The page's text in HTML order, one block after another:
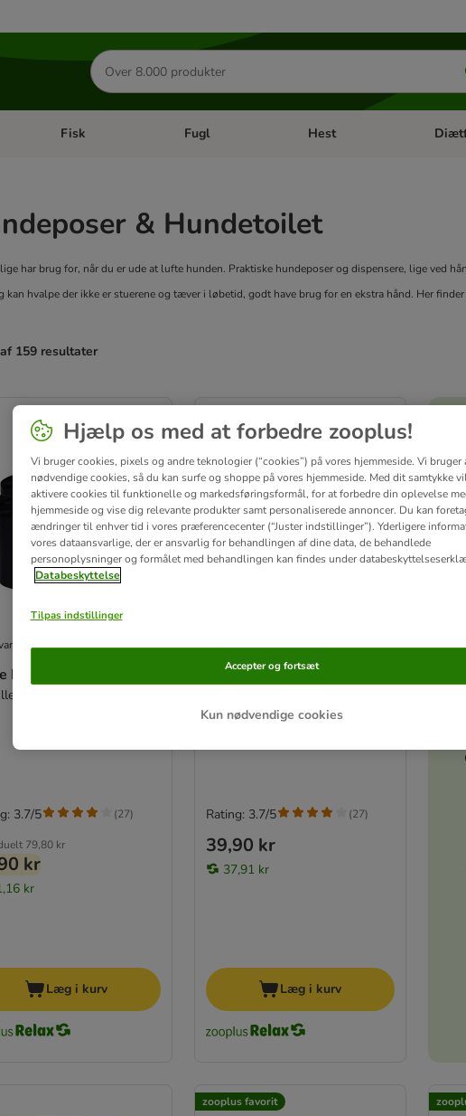
Søg
efter
produkter
Kat Åben kategori menu: Gnaver
Fisk Åben kategori menu: Fisk
Fugl Åben kategori menu: Fugl
Hest Åben
& Hundetoilet
har brug for, når du er ude at lufte hunden. Praktiske hundeposer og dispensere, lige ved
kan hvalpe der ikke er stuerene og tæver i løbetid, godt have brug for en ekstra hånd. Her
159 resultater
hundeposer
á 20 poser
79,80 kr
kr
kr
3.7/5 (27)
Læg i kurv
4 varianter
Sorte hundeposer
39,90 kr
37,91 kr
Rating: 3.7/5 (27)
Læg i kurv
zooplus favorit
Hjælp os med at forbedre zooplus!
Vi bruger cookies, pixels og andre teknologier (“cookies”) på vores hjemmeside. Vi bruger
nødvendige cookies, så du kan surfe og shoppe på vores hjemmeside. Med dit samtykke
aktivere cookies til funktionelle og markedsføringsformål, for at forbedre din oplevelse
hjemmeside og vise dig relevante produkter samt personaliserede annoncer. Du kan
ændringer til enhver tid i vores præferencecenter (“Juster indstillinger”). Yderligere
vores dataansvarlige, der er ansvarlig for behandlingen af ​​dine data, de behandlede
personoplysninger og formålet med behandlingen kan findes under
Databeskyttelse
Tilpas indstillinger
Kun nødvendige cookies
Accepter og fortsæt